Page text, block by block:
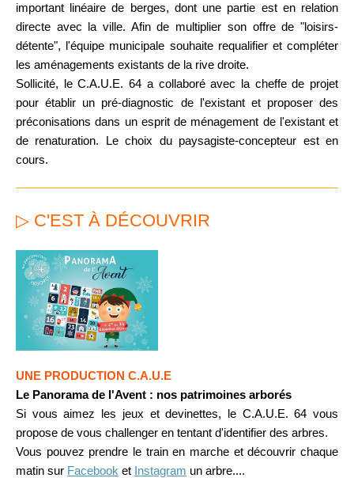
important linéaire de berges, dont une partie est en relation
directe avec la ville. Afin de multiplier son offre de "loisirs-
détente", l'équipe municipale souhaite requalifier et compléter
les aménagements existants de la rive droite.
Sollicité, le C.A.U.E. 64 a collaboré avec la cheffe de projet
pour établir un pré-diagnostic de l'existantetproposerdes
préconisations dans un esprit de ménagement de l'existant et
de renaturation. Lechoix du paysagiste-concepteur est en
cours.
▷ C'EST À DÉCOUVRIR
UNE PRODUCTION C.A.U.E
Le Panorama de l'Avent : nos patrimoines arborés
Si vous aimez les jeux et devinettes, le C.A.U.E. 64 vous
propose de vous challenger en tentant d'identifier des arbres.
Vous pouvez prendre le train en marche et découvrir chaque
matin sur Facebook et Instagram un arbre....